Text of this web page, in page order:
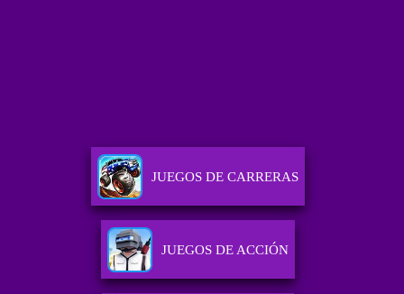
JUEGOS DE CARRERAS
JUEGOS DE ACCIÓN